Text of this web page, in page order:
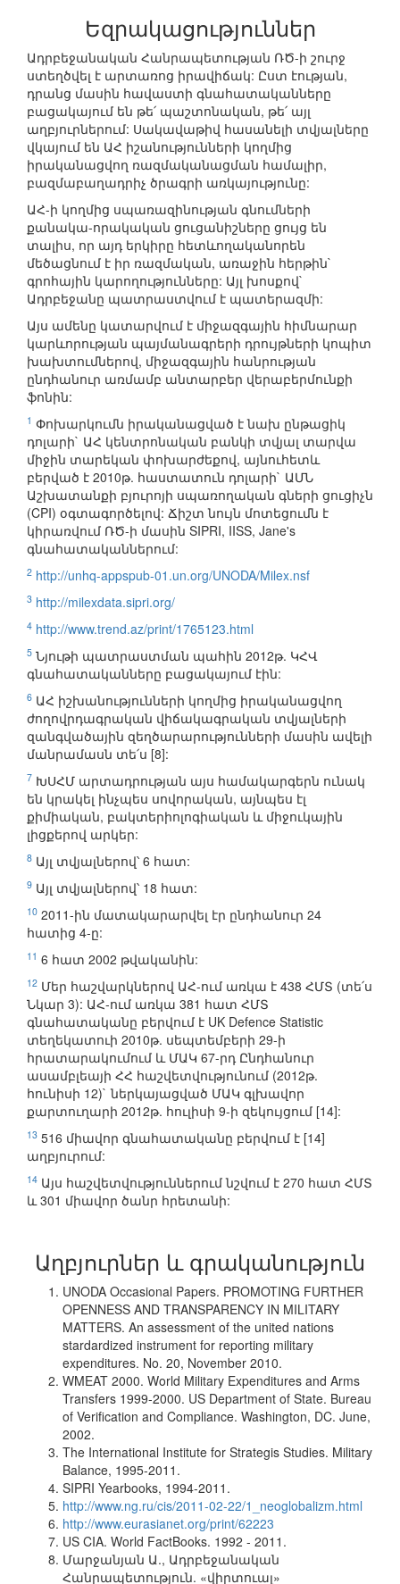
Եզրակացություններ
Ադրբեջանական Հանրապետության ՌԾ-ի շուրջ
ստեղծվել է արտառոց իրավիճակ: Ըստ էության,
դրանց մասին հավաստի գնահատականները
բացակայում են թե՛ պաշտոնական, թե՛ այլ
աղբյուրներում: Սակավաթիվ հասանելի տվյալները
վկայում են ԱՀ իշանությունների կողմից
իրականացվող ռազմականացման համալիր,
բազմաբաղադրիչ ծրագրի առկայությունը:
ԱՀ-ի կողմից սպառազինության գնումների
քանակա-որակական ցուցանիշները ցույց են
տալիս, որ այդ երկիրը հետևողականորեն
մեծացնում է իր ռազմական, առաջին հերթին`
գրոհային կարողությունները: Այլ խոսքով`
Ադրբեջանը պատրաստվում է պատերազմի:
Այս ամենը կատարվում է միջազգային հիմնարար
կարևորության պայմանագրերի դրույթների կոպիտ
խախտումներով, միջազգային հանրության
ընդհանուր առմամբ անտարբեր վերաբերմունքի
ֆոնին:
1 Փոխարկումն իրականացված է նախ ընթացիկ
դոլարի` ԱՀ կենտրոնական բանկի տվյալ տարվա
միջին տարեկան փոխարժեքով, այնուհետև
բերված է 2010թ. հաստատուն դոլարի` ԱՄՆ
Աշխատանքի բյուրոյի սպառողական գների ցուցիչն
(CPI) օգտագործելով: Ճիշտ նույն մոտեցումն է
կիրառվում ՌԾ-ի մասին SIPRI, IISS, Jane's
գնահատականներում:
2 http://unhq-appspub-01.un.org/UNODA/Milex.nsf
3 http://milexdata.sipri.org/
4 http://www.trend.az/print/1765123.html
5 Նյութի պատրաստման պահին 2012թ. ԿՀՎ
գնահատականները բացակայում էին:
6 ԱՀ իշխանությունների կողմից իրականացվող
ժողովրդագրական վիճակագրական տվյալների
զանգվածային զեղծարարությունների մասին ավելի
մանրամասն տե՛ս [8]:
7 ԽՍՀՄ արտադրության այս համակարգերն ունակ
են կրակել ինչպես սովորական, այնպես էլ
քիմիական, բակտերիոլոգիական և միջուկային
լիցքերով արկեր:
8 Այլ տվյալներով՝ 6 հատ:
9 Այլ տվյալներով՝ 18 հատ:
10 2011-ին մատակարարվել էր ընդհանուր 24
հատից 4-ը:
11 6 հատ 2002 թվականին:
12 Մեր հաշվարկներով ԱՀ-ում առկա է 438 ՀՄՏ (տե՛ս
Նկար 3): ԱՀ-ում առկա 381 հատ ՀՄՏ
գնահատականը բերվում է UK Defence Statistic
տեղեկատուի 2010թ. սեպտեմբերի 29-ի
հրատարակումում և ՄԱԿ 67-րդ Ընդհանուր
ասամբլեայի ՀՀ հաշվետվությունում (2012թ.
հունիսի 12)` ներկայացված ՄԱԿ գլխավոր
քարտուղարի 2012թ. հուլիսի 9-ի զեկույցում [14]:
13 516 միավոր գնահատականը բերվում է [14]
աղբյուրում:
14 Այս հաշվետվություններում նշվում է 270 հատ ՀՄՏ
և 301 միավոր ծանր հրետանի:
Աղբյուրներ և գրականություն
UNODA Occasional Papers. PROMOTING FURTHER
OPENNESS AND TRANSPARENCY IN MILITARY
MATTERS. An assessment of the united nations
stardardized instrument for reporting military
expenditures. No. 20, November 2010.
WMEAT 2000. World Military Expenditures and Arms
Transfers 1999-2000. US Department of State. Bureau
of Verification and Compliance. Washington, DC. June,
2002.
The International Institute for Strategis Studies. Military
Balance, 1995-2011.
SIPRI Yearbooks, 1994-2011.
http://www.ng.ru/cis/2011-02-22/1_neoglobalizm.html
http://www.eurasianet.org/print/62223
US CIA. World FactBooks. 1992 - 2011.
Մարջանյան Ա., Ադրբեջանական
Հանրապետություն. «վիրտուալ»